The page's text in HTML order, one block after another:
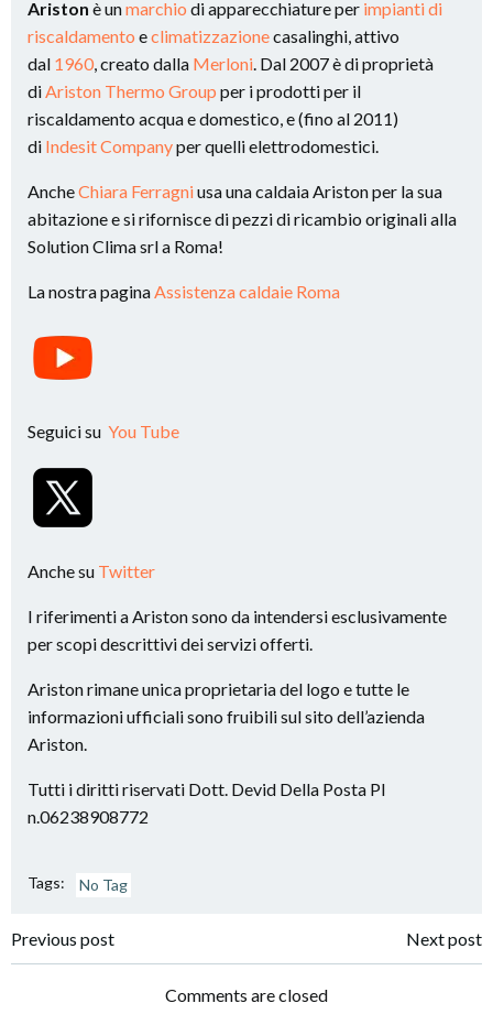
Ariston è unmarchio di apparecchiature per impianti di
riscaldamento eclimatizzazionecasalinghi, attivo
dal 1960 , creato dalla Merloni . Dal 2007 è di proprietà
di Ariston Thermo Group per i prodotti per il
riscaldamento acqua e domestico, e (fino al 2011)
di Indesit Companyper quelli elettrodomestici.
AncheChiara Ferragniusa una caldaia Ariston per la sua
abitazione e si rifornisce di pezzi di ricambio originali alla
Solution Clima srl a Roma!
La nostra pagina Assistenza caldaie Roma
Seguici su You Tube
Anche su Twitter
I riferimenti a Ariston sono da intendersi esclusivamente
per scopi descrittivi dei servizi offerti.
Ariston rimane unica proprietaria del logo e tutte le
informazioni ufficiali sono fruibili sul sito dell’azienda
Ariston.
Tutti i diritti riservati Dott. Devid Della Posta PI
n.06238908772
Tags: No Tag
Post
navigation
Previous post
navigation
Next post
Comments are closed